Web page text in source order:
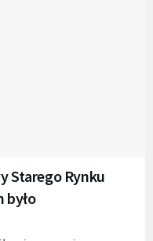
Starego Rynku
było